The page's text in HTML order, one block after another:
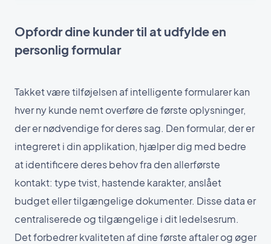
Opfordr dine kunder til at udfylde en
personlig formular
Takket være tilføjelsen af intelligente formularer kan
hver ny kunde nemt overføre de første oplysninger,
der er nødvendige for deres sag. Den formular, der er
integreret i din applikation, hjælper dig med bedre
at identificere deres behov fra den allerførste
kontakt: type tvist, hastende karakter, anslået
budget eller tilgængelige dokumenter. Disse data er
centraliserede og tilgængelige i dit ledelsesrum.
Det forbedrer kvaliteten af dine første aftaler og øger